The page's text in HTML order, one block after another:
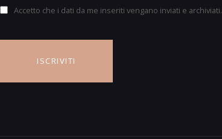
Accetto che i dati da me inseriti vengano inviati e archiviati.